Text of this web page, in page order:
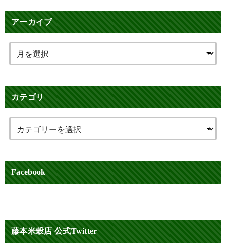
アーカイブ
カテゴリ
Facebook
藤本米穀店 公式Twitter